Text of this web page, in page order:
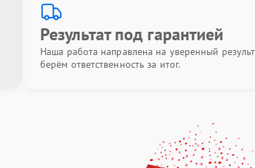
Результат под гарантией
Наша работа направлена на уверенный
берём ответственность за итог.